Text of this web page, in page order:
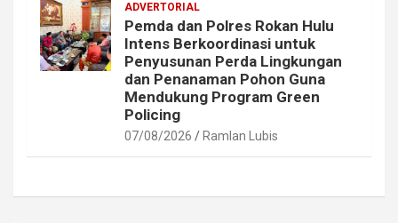
ADVERTORIAL
Pemda dan Polres Rokan Hulu
Intens Berkoordinasi untuk
Penyusunan Perda Lingkungan
dan Penanaman Pohon Guna
Mendukung Program Green
Policing
07/08/2026 Ramlan Lubis